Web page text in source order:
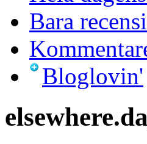
Bara
Bloglovin'